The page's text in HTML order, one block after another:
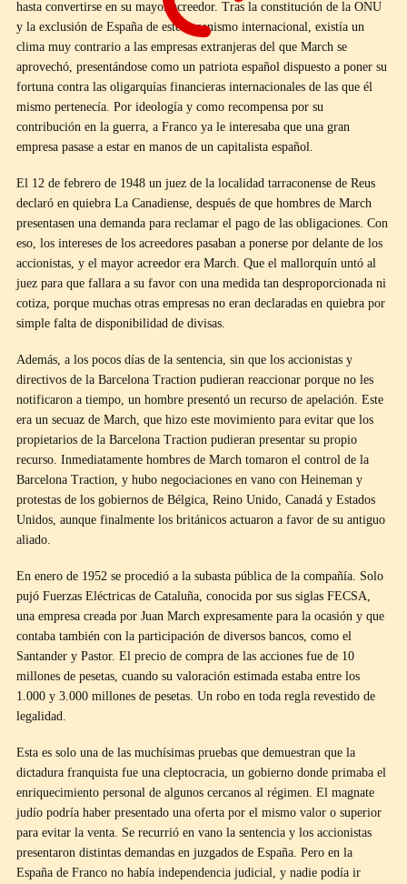
hasta convertirse en su mayor acreedor. Tras la constitución de la ONU
y la exclusión de España de este organismo internacional, existía un
clima muy contrario a las empresas extranjeras del que March se
aprovechó, presentándose como un patriota español dispuesto a poner su
fortuna contra las oligarquías financieras internacionales de las que él
mismo pertenecía. Por ideología y como recompensa por su
contribución en la guerra, a Franco ya le interesaba que una gran
empresa pasase a estar en manos de un capitalista español.
El 12 de febrero de 1948 un juez de la localidad tarraconense de Reus
declaró en quiebra La Canadiense, después de que hombres de March
presentasen una demanda para reclamar el pago de las obligaciones. Con
eso, los intereses de los acreedores pasaban a ponerse por delante de los
accionistas, y el mayor acreedor era March. Que el mallorquín untó al
juez para que fallara a su favor con una medida tan desproporcionada ni
cotiza, porque muchas otras empresas no eran declaradas en quiebra por
simple falta de disponibilidad de divisas.
Además, a los pocos días de la sentencia, sin que los accionistas y
directivos de la Barcelona Traction pudieran reaccionar porque no les
notificaron a tiempo, un hombre presentó un recurso de apelación. Este
era un secuaz de March, que hizo este movimiento para evitar que los
propietarios de la Barcelona Traction pudieran presentar su propio
recurso. Inmediatamente hombres de March tomaron el control de la
Barcelona Traction, y hubo negociaciones en vano con Heineman y
protestas de los gobiernos de Bélgica, Reino Unido, Canadá y Estados
Unidos, aunque finalmente los británicos actuaron a favor de su antiguo
aliado.
En enero de 1952 se procedió a la subasta pública de la compañía. Solo
pujó Fuerzas Eléctricas de Cataluña, conocida por sus siglas FECSA,
una empresa creada por Juan March expresamente para la ocasión y que
contaba también con la participación de diversos bancos, como el
Santander y Pastor. El precio de compra de las acciones fue de 10
millones de pesetas, cuando su valoración estimada estaba entre los
1.000 y 3.000 millones de pesetas. Un robo en toda regla revestido de
legalidad.
Esta es solo una de las muchísimas pruebas que demuestran que la
dictadura franquista fue una cleptocracia, un gobierno donde primaba el
enriquecimiento personal de algunos cercanos al régimen. El magnate
judío podría haber presentado una oferta por el mismo valor o superior
para evitar la venta. Se recurrió en vano la sentencia y los accionistas
presentaron distintas demandas en juzgados de España. Pero en la
España de Franco no había independencia judicial, y nadie podía ir